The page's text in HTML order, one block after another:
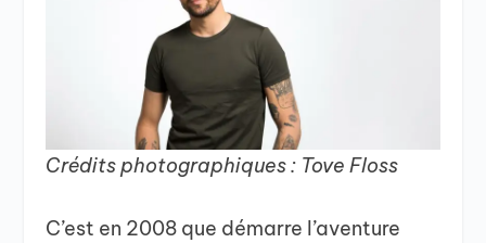
Crédits photographiques : Tove Floss
C’est en 2008 que démarre l’aventure